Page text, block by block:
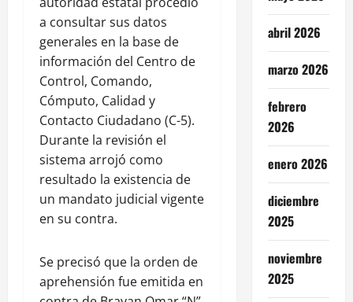
a consultar sus datos
generales en la base de
información del Centro de
Control, Comando,
Cómputo, Calidad y
Contacto Ciudadano (C-5).
Durante la revisión el
sistema arrojó como
resultado la existencia de
un mandato judicial vigente
en su contra.
Se precisó que la orden de
aprehensión fue emitida en
abril 2026
marzo 2026
febrero
2026
enero 2026
diciembre
2025
noviembre
2025